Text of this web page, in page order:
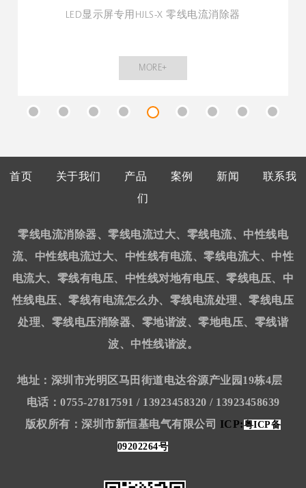
LED显示屏专用HJLS-X 零线电流消除器
MORE+
首页 关于我们 产品 案例 新闻
联系我
们
零线电流消除器、零线电流过大、零线电流、中性线电
流、中性线电流过大、中性线有电流、零线电流大、中性
电流大、零线有电压、中性线对地有电压、零线电压、中
性线电压、零线有电流怎么办、零线电流处理、零线电压
处理、零线电压消除器、零地谐波、零地电压、零线谐
波、中性线谐波。
地址：深圳市光明区马田街道电达谷源产业园19栋4层
电话：0755-27817591 / 13923458320 / 13923458639
版权所有：深圳市新恒基电气有限公司 ICP:粤ICP备
09202264号